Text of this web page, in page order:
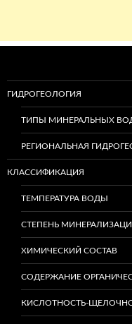
ГИДРОГЕОЛОГИЯ
ТИПЫ МИНЕРАЛЬНЫХ
РЕГИОНАЛЬНАЯ
КЛАССИФИКАЦИЯ
ТЕМПЕРАТУРА ВОДЫ
СТЕПЕНЬ
ХИМИЧЕСКИЙ СОСТАВ
СОДЕРЖАНИЕ
КИСЛОТНОСТЬ-